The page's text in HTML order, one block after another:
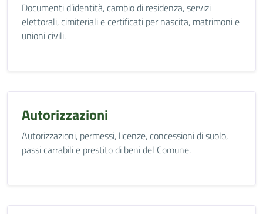
Documenti d’identità, cambio di residenza, servizi
elettorali, cimiteriali e certificati per nascita, matrimoni e
unioni civili.
Autorizzazioni
Autorizzazioni, permessi, licenze, concessioni di suolo,
passi carrabili e prestito di beni del Comune.